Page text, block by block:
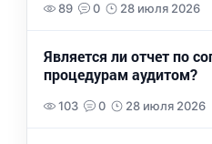
89 0 28 июля 2026
Является ли отчет по
процедурам аудитом?
103 0 28 июля 2026